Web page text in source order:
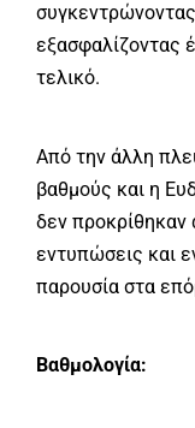
εξασφαλίζοντας
τελικό.
Από την άλλη
βαθμούς και η
δεν προκρίθηκαν
εντυπώσεις και
παρουσία στα
Βαθμολογία: